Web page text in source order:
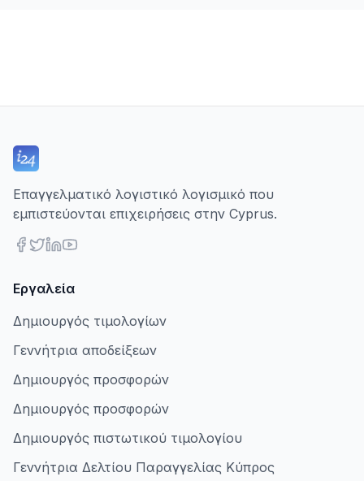
Επαγγελματικό λογιστικό λογισμικό που
εμπιστεύονται επιχειρήσεις στην Cyprus.
Εργαλεία
Δημιουργός τιμολογίων
Γεννήτρια αποδείξεων
Δημιουργός προσφορών
Δημιουργός προσφορών
Δημιουργός πιστωτικού τιμολογίου
Γεννήτρια Δελτίου Παραγγελίας Κύπρος